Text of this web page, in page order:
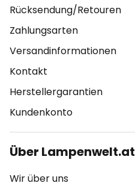
Rücksendung/Retouren
Zahlungsarten
Versandinformationen
Kontakt
Herstellergarantien
Kundenkonto
Über Lampenwelt.at
Wir über uns